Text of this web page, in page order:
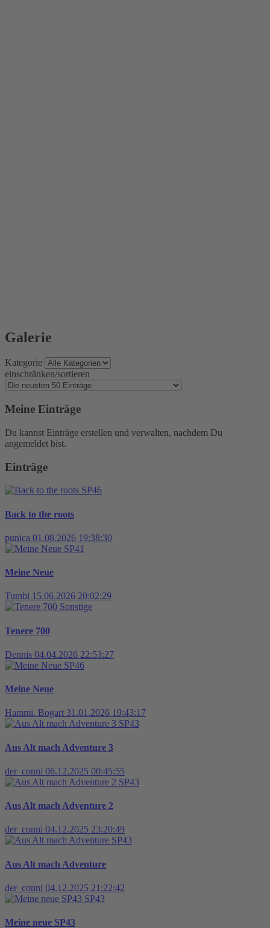
Galerie
Kategorie
einschränken/sortieren
Meine Einträge
Du kannst Einträge erstellen und verwalten, nachdem Du
angemeldet bist.
Einträge
SP46
Back to the roots
punica 01.08.2026 19:38:30
SP41
Meine Neue
Tumbi 15.06.2026 20:02:29
Sonstige
Tenere 700
Dennis 04.04.2026 22:53:27
SP46
Meine Neue
Hammi. Bogart 31.01.2026 19:43:17
SP43
Aus Alt mach Adventure 3
der_conni 06.12.2025 00:45:55
SP43
Aus Alt mach Adventure 2
der_conni 04.12.2025 23:20:49
SP43
Aus Alt mach Adventure
der_conni 04.12.2025 21:22:42
SP43
Meine neue SP43